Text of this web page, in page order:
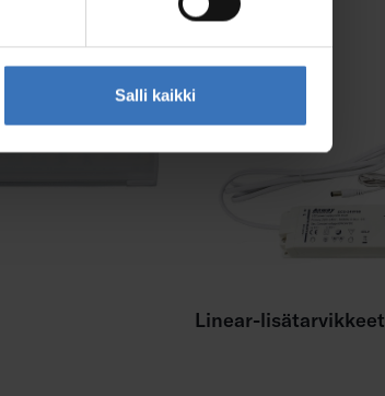
Salli kaikki
Linear-lisätarvikkeet